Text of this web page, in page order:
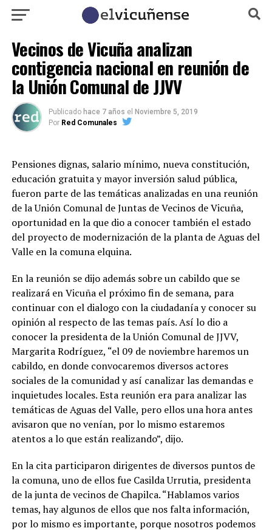
Vecinos de Vicuña analizan
contigencia nacional en reunión de
la Unión Comunal de JJVV
Publicado hace 7 años el Noviembre 5, 2019
Por Red Comunales
Pensiones dignas, salario mínimo, nueva constitución,
educación gratuita y mayor inversión salud pública,
fueron parte de las temáticas analizadas en una reunión
de la Unión Comunal de Juntas de Vecinos de Vicuña,
oportunidad en la que dio a conocer también el estado
del proyecto de modernización de la planta de Aguas del
Valle en la comuna elquina.
En la reunión se dijo además sobre un cabildo que se
realizará en Vicuña el próximo fin de semana, para
continuar con el dialogo con la ciudadanía y conocer su
opinión al respecto de las temas país. Así lo dio a
conocer la presidenta de la Unión Comunal de JJVV,
Margarita Rodríguez, “el 09 de noviembre haremos un
cabildo, en donde convocaremos diversos actores
sociales de la comunidad y así canalizar las demandas e
inquietudes locales. Esta reunión era para analizar las
temáticas de Aguas del Valle, pero ellos una hora antes
avisaron que no venían, por lo mismo estaremos
atentos a lo que están realizando”, dijo.
En la cita participaron dirigentes de diversos puntos de
la comuna, uno de ellos fue Casilda Urrutia, presidenta
de la junta de vecinos de Chapilca. “Hablamos varios
temas, hay algunos de ellos que nos falta información,
por lo mismo es importante, porque nosotros podemos